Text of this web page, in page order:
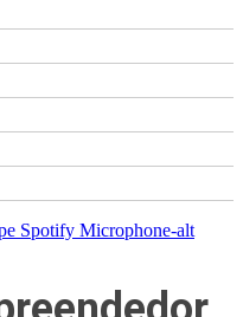
Spotify Microphone-alt